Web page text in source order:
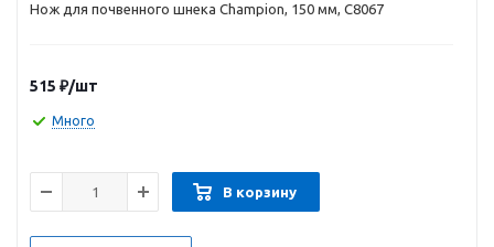
Нож для почвенного шнека Champion, 150 мм, C8067
515 ₽/шт
Много
В корзину